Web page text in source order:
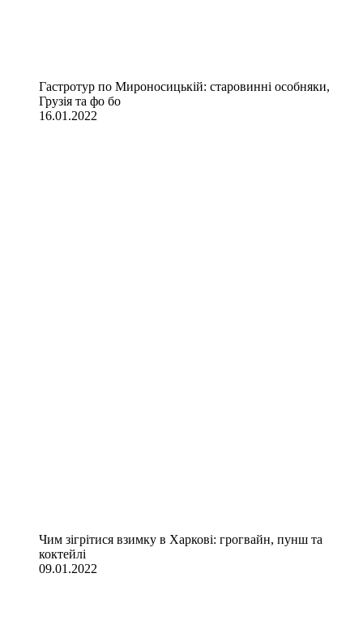
Гастротур по Мироносицькій: старовинні особняки,
Грузія та фо бо
16.01.2022
Чим зігрітися взимку в Харкові: грогвайн, пунш та
коктейлі
09.01.2022